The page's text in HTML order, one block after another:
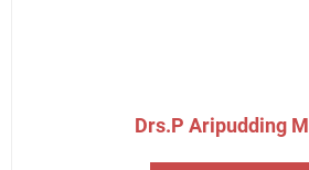
Drs.P Aripudding